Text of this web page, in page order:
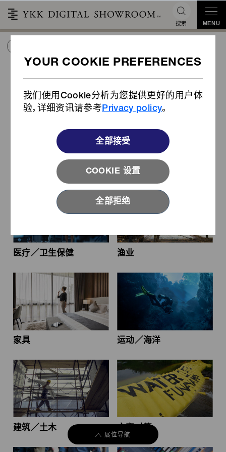
我们使用Cookie分析为您提供更好的用户体
验，详细资讯请参考Privacy policy。
COOKIE 设置
全部接受
全部拒绝
搜索 MENU
产业用途产品
查找您所在的产业
医疗／卫生保健 渔业
家具 运动／海洋
建筑／土木 灾害对策
目录
展位导航